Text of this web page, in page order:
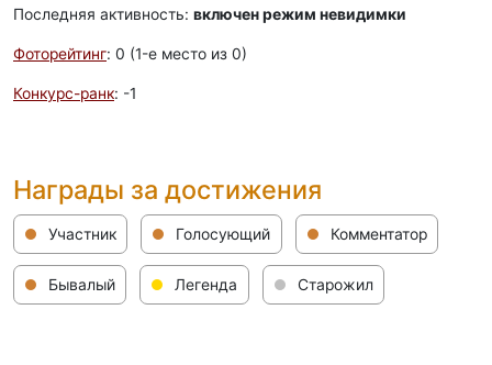
Последняя активность: включен режим невидимки
Фоторейтинг: 0 (1-e место из 0)
Конкурс-ранк: -1
Награды за достижения
Участник Голосующий Комментатор
Бывалый Легенда Старожил